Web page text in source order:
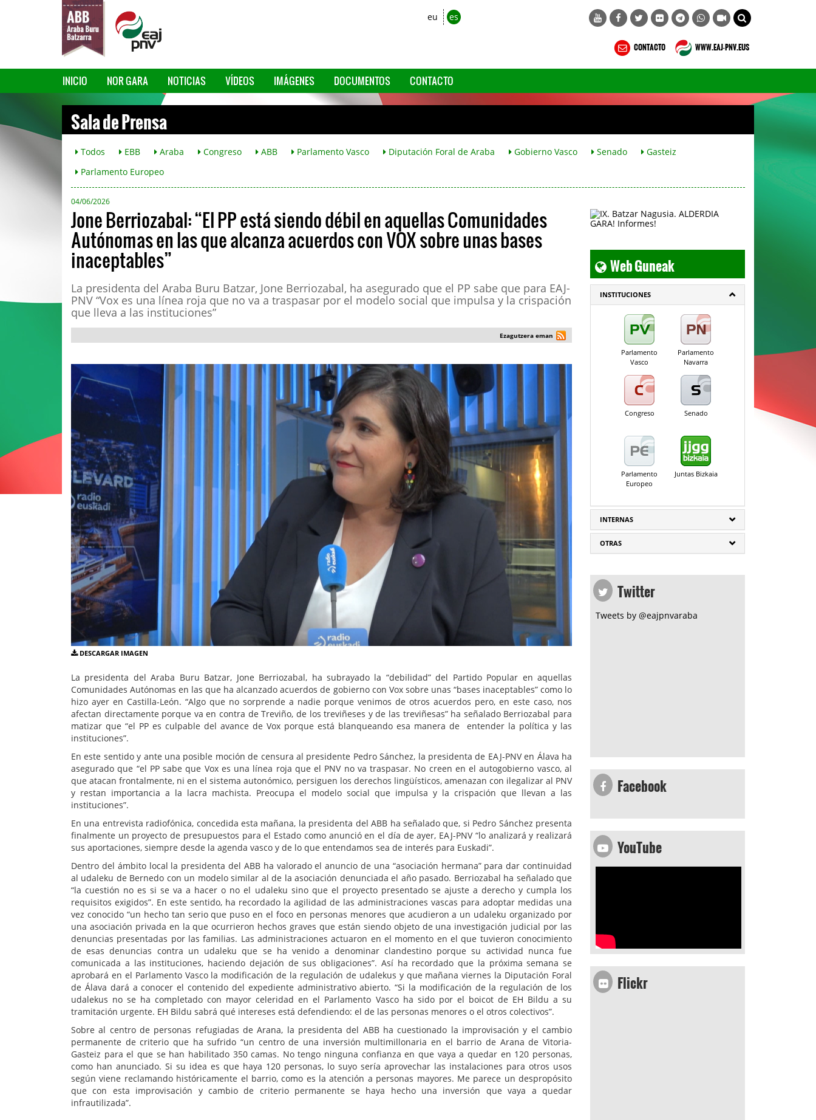
eu es
CONTACTO WWW.EAJ-PNV.EUS
INICIO NOR GARA NOTICIAS VÍDEOS IMÁGENES DOCUMENTOS CONTACTO
Sala de Prensa
Todos EBB Araba Congreso ABB Parlamento Vasco Diputación Foral de Araba Gobierno Vasco Senado
Gasteiz
Parlamento Europeo
04/06/2026
Jone Berriozabal: “El PP está siendo débil en aquellas Comunidades
Autónomas en las que alcanza acuerdos con VOX sobre unas bases
inaceptables”
La presidenta del Araba Buru Batzar, Jone Berriozabal, ha asegurado que el PP sabe que para EAJ-
PNV “Vox es una línea roja que no va a traspasar por el modelo social que impulsa y la crispación
que lleva a las instituciones”
Ezagutzera eman
DESCARGAR IMAGEN
La presidenta del Araba Buru Batzar, Jone Berriozabal, ha subrayado la “debilidad” del Partido Popular en aquellas
Comunidades Autónomas en las que ha alcanzado acuerdos de gobierno con Vox sobre unas “bases inaceptables” como lo
hizo ayer en Castilla-León. “Algo que no sorprende a nadie porque venimos de otros acuerdos pero, en este caso, nos
afectan directamente porque va en contra de Treviño, de los treviñeses y de las treviñesas” ha señalado Berriozabal para
matizar que “el PP es culpable del avance de Vox porque está blanqueando esa manera de entender la política y las
instituciones”.
En este sentido y ante una posible moción de censura al presidente Pedro Sánchez, la presidenta de EAJ-PNV en Álava ha
asegurado que “el PP sabe que Vox es una línea roja que el PNV no va traspasar. No creen en el autogobierno vasco, al
que atacan frontalmente, ni en el sistema autonómico, persiguen los derechos lingüísticos, amenazan con ilegalizar al PNV
y restan importancia a la lacra machista. Preocupa el modelo social que impulsa y la crispación que llevan a las
instituciones”.
En una entrevista radiofónica, concedida esta mañana, la presidenta del ABB ha señalado que, si Pedro Sánchez presenta
finalmente un proyecto de presupuestos para el Estado como anunció en el día de ayer, EAJ-PNV “lo analizará y realizará
sus aportaciones, siempre desde la agenda vasco y de lo que entendamos sea de interés para Euskadi”.
Dentro del ámbito local la presidenta del ABB ha valorado el anuncio de una “asociación hermana” para dar continuidad
al udaleku de Bernedo con un modelo similar al de la asociación denunciada el año pasado. Berriozabal ha señalado que
“la cuestión no es si se va a hacer o no el udaleku sino que el proyecto presentado se ajuste a derecho y cumpla los
requisitos exigidos”. En este sentido, ha recordado la agilidad de las administraciones vascas para adoptar medidas una
vez conocido “un hecho tan serio que puso en el foco en personas menores que acudieron a un udaleku organizado por
una asociación privada en la que ocurrieron hechos graves que están siendo objeto de una investigación judicial por las
denuncias presentadas por las familias. Las administraciones actuaron en el momento en el que tuvieron conocimiento
de esas denuncias contra un udaleku que se ha venido a denominar clandestino porque su actividad nunca fue
comunicada a las instituciones, haciendo dejación de sus obligaciones”. Así ha recordado que la próxima semana se
aprobará en el Parlamento Vasco la modificación de la regulación de udalekus y que mañana viernes la Diputación Foral
de Álava dará a conocer el contenido del expediente administrativo abierto. “Si la modificación de la regulación de los
udalekus no se ha completado con mayor celeridad en el Parlamento Vasco ha sido por el boicot de EH Bildu a su
tramitación urgente. EH Bildu sabrá qué intereses está defendiendo: el de las personas menores o el otros colectivos”.
Sobre al centro de personas refugiadas de Arana, la presidenta del ABB ha cuestionado la improvisación y el cambio
permanente de criterio que ha sufrido “un centro de una inversión multimillonaria en el barrio de Arana de Vitoria-
Gasteiz para el que se han habilitado 350 camas. No tengo ninguna confianza en que vaya a quedar en 120 personas,
como han anunciado. Si su idea es que haya 120 personas, lo suyo sería aprovechar las instalaciones para otros usos
según viene reclamando históricamente el barrio, como es la atención a personas mayores. Me parece un despropósito
que con esta improvisación y cambio de criterio permanente se haya hecho una inversión que vaya a quedar
infrautilizada”.
Web Guneak
INSTITUCIONES
Parlamento
Vasco
Parlamento
Navarra
Congreso Senado
Parlamento
Europeo
Juntas Bizkaia
INTERNAS
OTRAS
Twitter
Tweets by @eajpnvaraba
Facebook
YouTube
Flickr